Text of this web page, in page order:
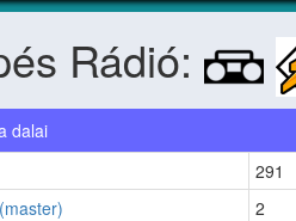
Rádió:
dalai
291
2